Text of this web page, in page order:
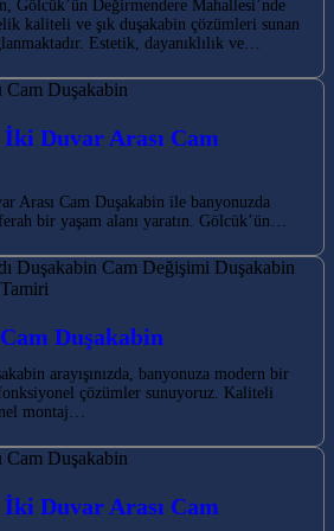
Gölcük’ün Değirmendere Mahallesi’nde
kaliteli ve şık duşakabin çözümleri sunan
Estetik, dayanıklılık ve…
Duvar Arası Cam
Arası Cam Duşakabin ile banyonuzda
bir yaşam alanı yaratın. Gölcük’ün…
Duşakabin
arayışınızda, banyonuza modern bir
çözümler sunuyoruz. Kaliteli
montaj…
Duvar Arası Cam